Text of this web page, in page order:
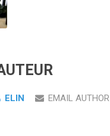
ELIN EMAIL AUTHOR